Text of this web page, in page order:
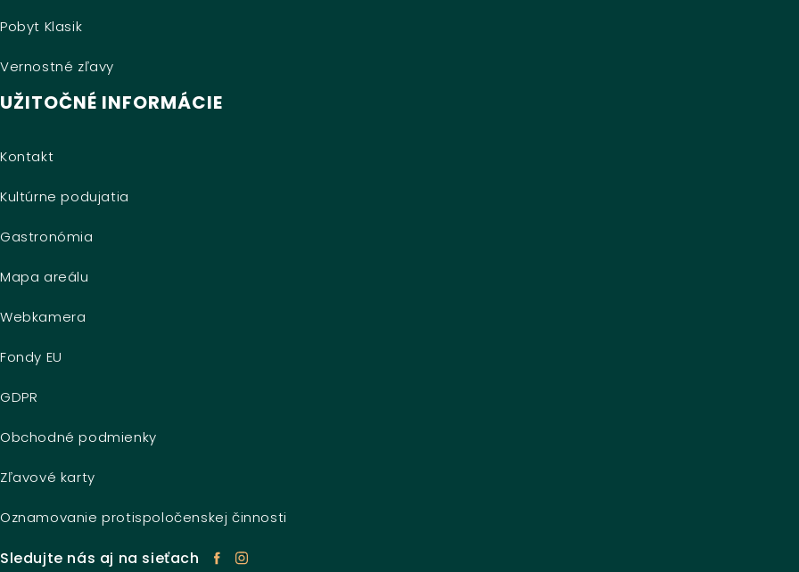
Pobyt Klasik
Vernostné zľavy
UŽITOČNÉ INFORMÁCIE
Kontakt
Kultúrne podujatia
Gastronómia
Mapa areálu
Webkamera
Fondy EU
GDPR
Obchodné podmienky
Zľavové karty
Oznamovanie protispoločenskej činnosti
Sledujte nás aj na sieťach